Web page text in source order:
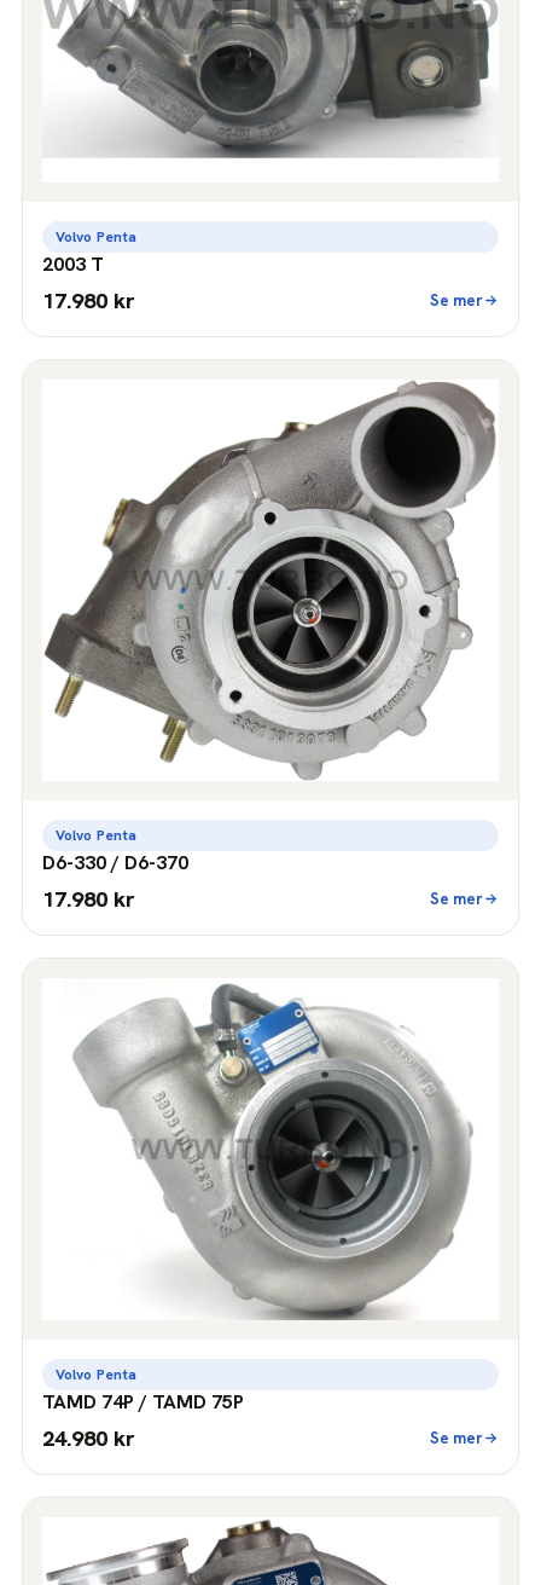
Volvo Penta
2003 T
17.980 kr Se mer
Volvo Penta
D6-330 / D6-370
17.980 kr Se mer
Volvo Penta
TAMD 74P / TAMD 75P
24.980 kr Se mer